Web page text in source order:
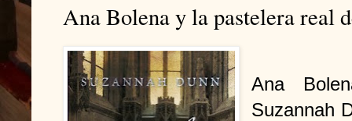
Ana Bolena y la pastelera real
Ana
Suzannah